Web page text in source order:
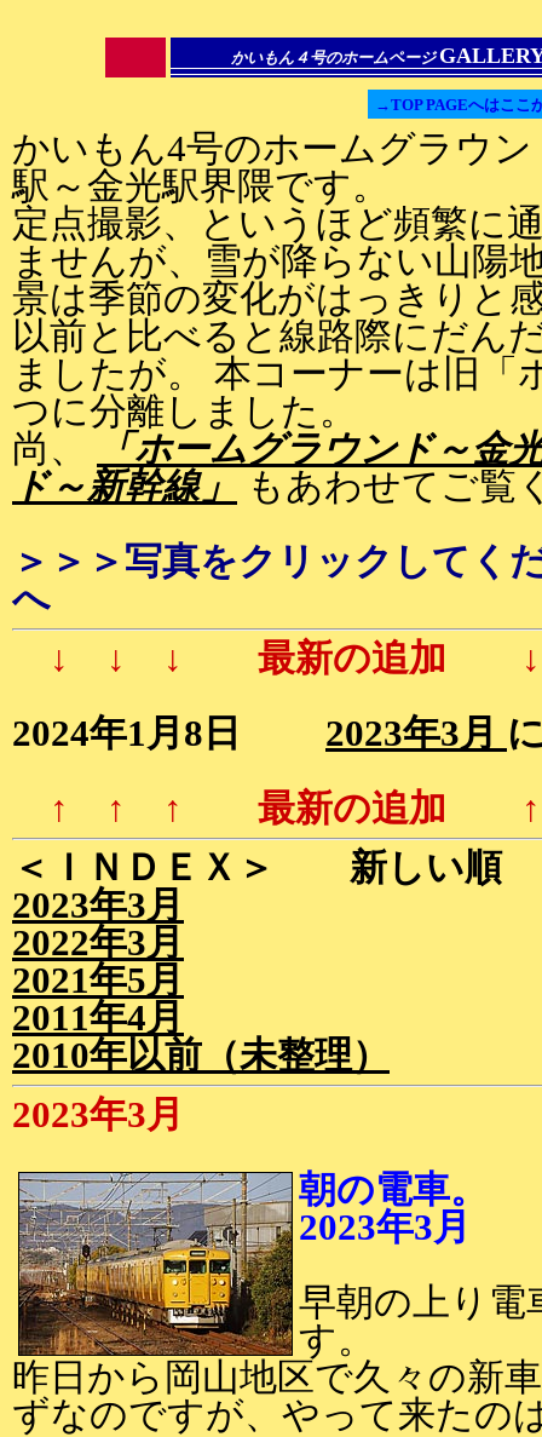
かいもん４号のホームページ
→TOP PAGEへはここ
かいもん4号のホームグラウ
駅～金光駅界隈です。
定点撮影、というほど頻繁に
ませんが、雪が降らない山陽
景は季節の変化がはっきりと
以前と比べると線路際にだん
ましたが。 本コーナーは旧「
つに分離しました。
尚、
「ホームグラウンド～金
ド～新幹線」
もあわせてご覧
＞＞＞写真をクリックしてく
へ
↓ ↓ ↓ 最新の追加
2024年1月8日 2023年3月
↑ ↑ ↑ 最新の追加
＜ＩＮＤＥＸ＞ 新しい順
2023年3月
2022年3月
2021年5月
2011年4月
2010年以前（未整理）
2023年3月
朝の電車。
2023年3月
早朝の上り電
す。
昨日から岡山地区で久々の新
ずなのですが、やって来たの